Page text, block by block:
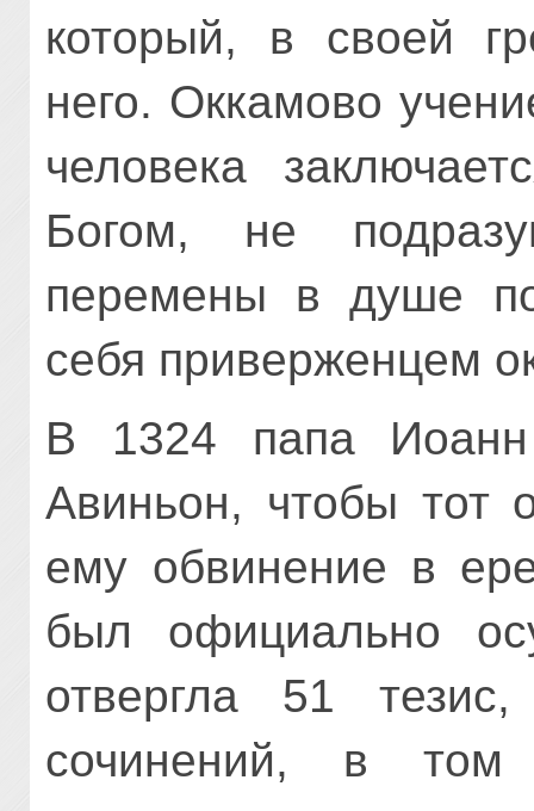
который, в своей
него. Оккамово
человека
Богом, не
перемены в душе
себя приверженцем
В 1324 папа
Авиньон, чтобы тот
ему обвинение в
был официально
отвергла 51
сочинений, в